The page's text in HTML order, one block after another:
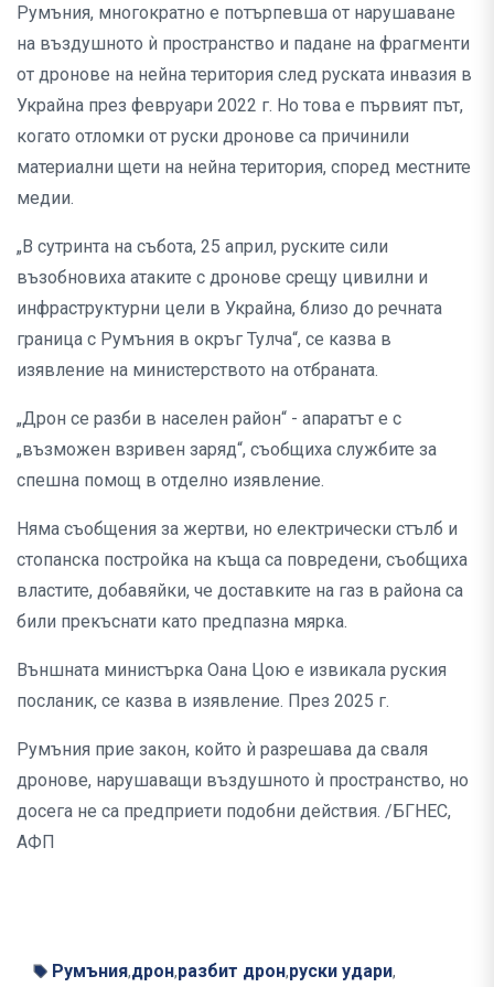
Румъния, многократно е потърпевша от нарушаване
на въздушното ѝ пространство и падане на фрагменти
от дронове на нейна територия след руската инвазия в
Украйна през февруари 2022 г. Но това е първият път,
когато отломки от руски дронове са причинили
материални щети на нейна територия, според местните
медии.
„В сутринта на събота, 25 април, руските сили
възобновиха атаките с дронове срещу цивилни и
инфраструктурни цели в Украйна, близо до речната
граница с Румъния в окръг Тулча“, се казва в
изявление на министерството на отбраната.
„Дрон се разби в населен район“ - апаратът е с
„възможен взривен заряд“, съобщиха службите за
спешна помощ в отделно изявление.
Няма съобщения за жертви, но електрически стълб и
стопанска постройка на къща са повредени, съобщиха
властите, добавяйки, че доставките на газ в района са
били прекъснати като предпазна мярка.
Външната министърка Оана Цою е извикала руския
посланик, се казва в изявление. През 2025 г.
Румъния прие закон, който ѝ разрешава да сваля
дронове, нарушаващи въздушното ѝ пространство, но
досега не са предприети подобни действия. /БГНЕС,
АФП
Румъния,дрон,разбит дрон,руски удари,